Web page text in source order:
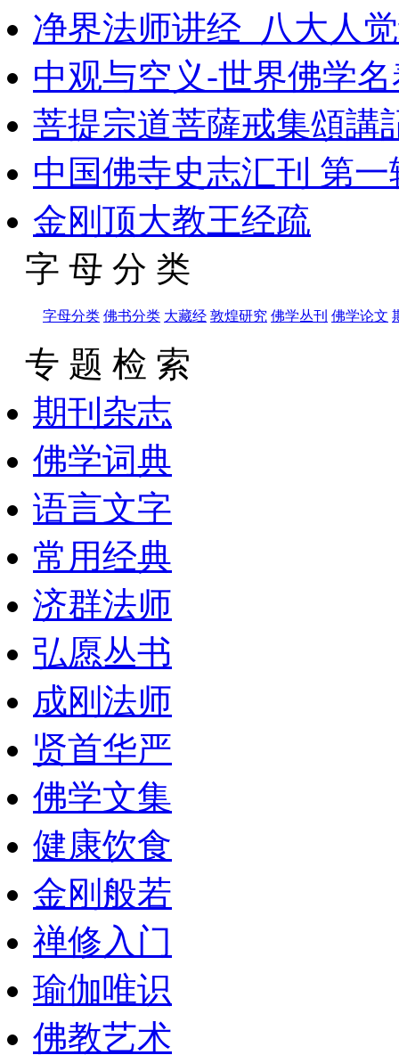
净界法师讲经_八大人
中观与空义-世界佛学
菩提宗道菩薩戒集頌講
中国佛寺史志汇刊 第
金刚顶大教王经疏
字 母 分 类
字母分类 佛书分类 大藏经 敦煌研究 佛学丛刊 佛学论文
专 题 检 索
期刊杂志
佛学词典
语言文字
常用经典
济群法师
弘愿丛书
成刚法师
贤首华严
佛学文集
健康饮食
金刚般若
禅修入门
瑜伽唯识
佛教艺术